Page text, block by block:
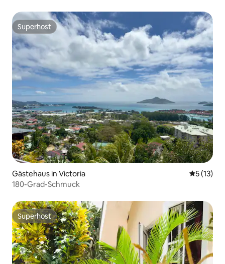
Superhost
Superhost
Gästehaus in Victoria
5 (13)
180-Grad-Schmuck
Superhost
Superhost